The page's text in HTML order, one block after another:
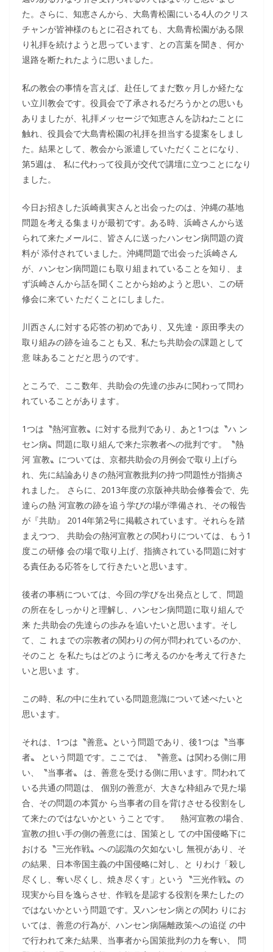
た。さらに、知恵さんから、大島青松園にいる4人のクリス
チャンが皆神様のもとに召されても、大島青松園がある限
り礼拝を続けようと思っています、との言葉を聞き、何か
退路を断たれたように思いました。
私の教会の事情を言えば、赴任してまだ数ヶ月しか経たな
い立川教会です。役員会で了承されるだろうかとの思いも
ありましたが、礼拝メッセージで知恵さんを訪ねたことに
触れ、役員会で大島青松園の礼拝を担当する提案をしまし
た。結果として、教会から派遣していただくことになり、
第5週は、 私に代わって役員が交代で講壇に立つことになり
ました。
今日お招きした浜崎眞実さんと出会ったのは、沖縄の基地
問題を考える集まりが最初です。ある時、浜崎さんから送
られて来たメールに、皆さんに送ったハンセン病問題の資
料が 添付されていました。沖縄問題で出会った浜崎さん
が、ハンセン病問題にも取り組まれていることを知り、ま
ず浜崎さんから話を聞くことから始めようと思い、この研
修会に来てい ただくことにしました。
川西さんに対する応答の初めであり、又先達・原田季夫の
取り組みの跡を辿ることも又、私たち共助会の課題として
意 味あることだと思うのです。
ところで、ここ数年、共助会の先達の歩みに関わって問わ
れていることがあります。
1つは〝熱河宣教〟に対する批判であり、あと1つは〝ハ ン
セン病〟問題に取り組んで来た宗教者への批判です。〝熱
河 宣教〟については、京都共助会の月例会で取り上げら
れ、先に結論ありきの熱河宣教批判の持つ問題性が指摘さ
れました。 さらに、2013年度の京阪神共助会修養会で、先
達らの熱 河宣教の跡を追う学びの場が準備され、その報告
が『共助』 2014年第2号に掲載されています。それらを踏
まえつつ、 共助会の熱河宣教との関わりについては、もう1
度この研修 会の場で取り上げ、指摘されている問題に対す
る責任ある応答をして行きたいと思います。
後者の事柄については、今回の学びを出発点として、問題
の所在をしっかりと理解し、ハンセン病問題に取り組んで
来 た共助会の先達らの歩みを追いたいと思います。そし
て、こ れまでの宗教者の関わりの何が問われているのか、
そのこと を私たちはどのように考えるのかを考えて行きた
いと思いま す。
この時、私の中に生れている問題意識について述べたいと
思います。
それは、1つは〝善意〟という問題であり、後1つは〝当事
者〟 という問題です。ここでは、〝善意〟は関わる側に用
い、〝当事者〟 は、善意を受ける側に用います。問われて
いる共通の問題は、 個別の善意が、大きな枠組みで見た場
合、その問題の本質か ら当事者の目を背けさせる役割をし
て来たのではないかとい うことです。 熱河宣教の場合、
宣教の担い手の側の善意には、国策とし ての中国侵略下に
おける〝三光作戦〟への認識の欠如ないし 無視があり、そ
の結果、日本帝国主義の中国侵略に対し、と りわけ「殺し
尽くし、奪い尽くし、焼き尽くす」という〝三光作戦〟の
現実から目を逸らさせ、作戦を是認する役割を果たしたの
ではないかという問題です。又ハンセン病との関わ りにお
いては、善意の行為が、ハンセン病隔離政策への追従 の中
で行われて来た結果、当事者から国策批判の力を奪い、 問